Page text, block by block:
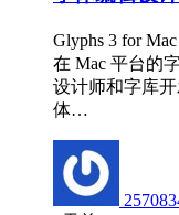
Glyphs 3 for
在 Mac 平台的
设计师和字库
体…